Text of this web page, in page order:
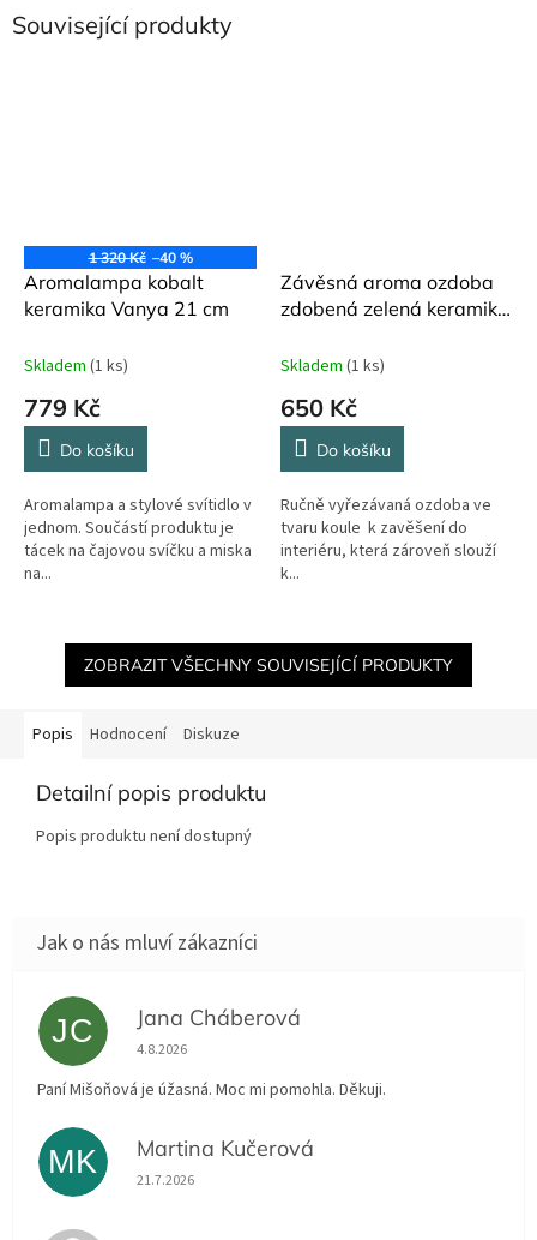
Související produkty
1 320 Kč –40 %
Aromalampa kobalt
keramika Vanya 21 cm
Skladem (1 ks)
779 Kč
Do košíku
Aromalampa a stylové svítidlo v
jednom. Součástí produktu je
tácek na čajovou svíčku a miska
na...
Závěsná aroma ozdoba
zdobená zelená keramika
Skladem (1 ks)
650 Kč
Do košíku
Ručně vyřezávaná ozdoba ve
tvaru koule k zavěšení do
interiéru, která zároveň slouží
k...
ZOBRAZIT VŠECHNY SOUVISEJÍCÍ PRODUKTY
Popis Hodnocení Diskuze
Detailní popis produktu
Popis produktu není dostupný
JC Jana Cháberová
Hodnocení obchodu je 5 z 5 hvězdiček.
4.8.2026
Paní Mišoňová je úžasná. Moc mi pomohla. Děkuji.
MK Martina Kučerová
Hodnocení obchodu je 5 z 5 hvězdiček.
21.7.2026